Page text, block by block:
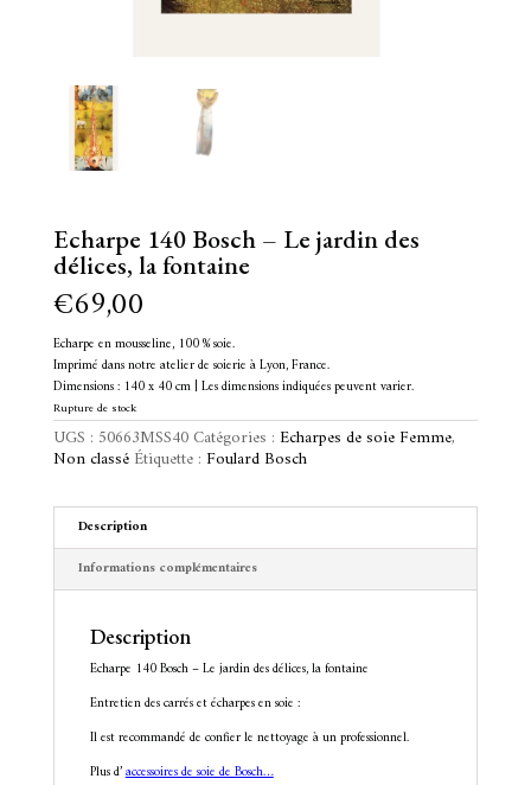
Echarpe 140 Bosch – Le jardin des
délices, la fontaine
€69,00
Echarpe en mousseline, 100 % soie.
Imprimé dans notre atelier de soierie à Lyon, France.
Dimensions : 140 x 40 cm | Les dimensions indiquées peuvent varier.
Rupture de stock
UGS : 50663MSS40 Catégories : Echarpes de soie Femme,
Non classé Étiquette : Foulard Bosch
Description
Informations complémentaires
Description
Echarpe 140 Bosch – Le jardin des délices, la fontaine
Entretien des carrés et écharpes en soie :
Il est recommandé de confier le nettoyage à un professionnel.
Plus d’accessoires de soie de Bosch…